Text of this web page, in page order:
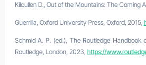
Kilcullen D., Out of the Mountains: The Coming
Guerrilla, Oxford University Press, Oxford, 2015,
Schmid A. P. (ed.), The Routledge Handbook
Routledge, London, 2023, https://